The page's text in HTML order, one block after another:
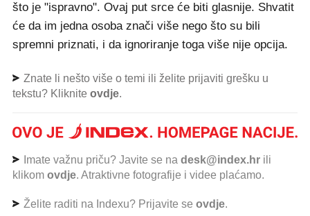
što je "ispravno". Ovaj put srce će biti glasnije. Shvatit
će da im jedna osoba znači više nego što su bili
spremni priznati, i da ignoriranje toga više nije opcija.
Znate li nešto više o temi ili želite prijaviti grešku u
tekstu? Kliknite ovdje.
Imate važnu priču? Javite se na desk@index.hr ili
klikom ovdje. Atraktivne fotografije i videe plaćamo.
Želite raditi na Indexu? Prijavite se ovdje.